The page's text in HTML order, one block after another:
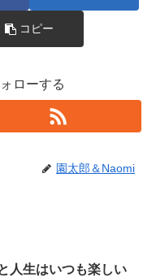
コピー
ローする
園太郎＆Naomi
人生はいつも楽しい